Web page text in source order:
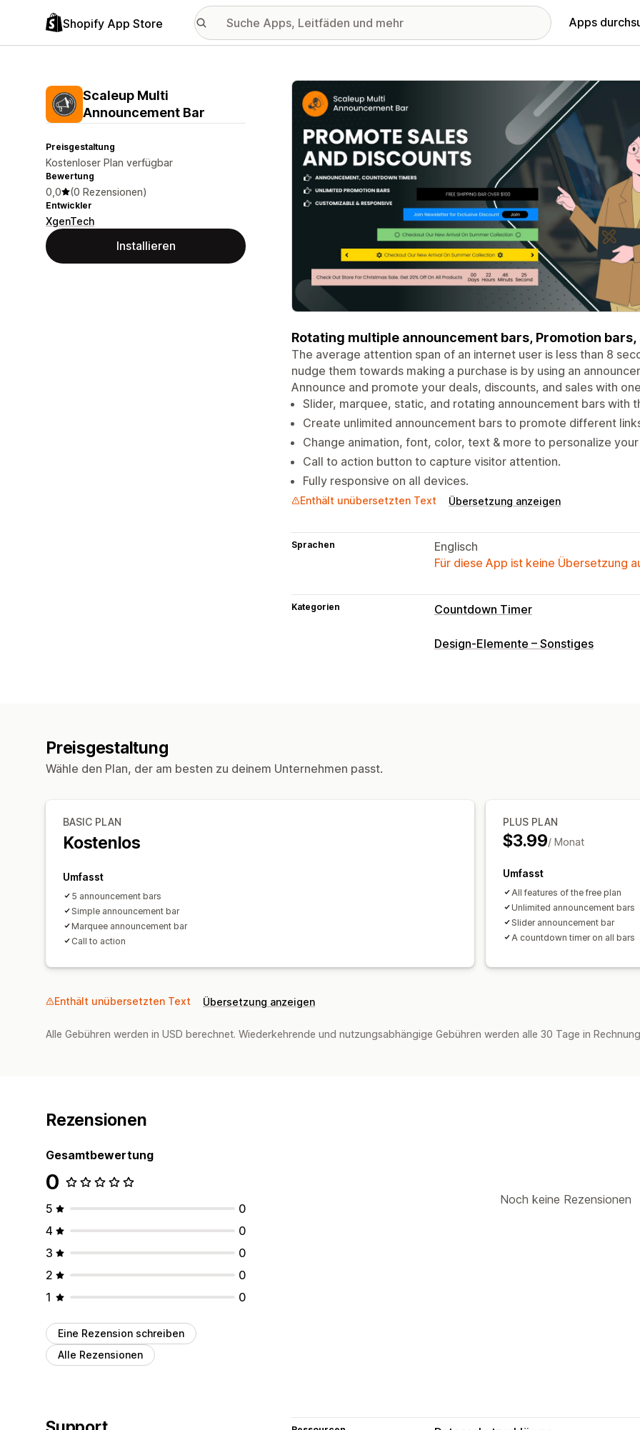
Shopify App Store Apps
Scaleup Multi
Announcement Bar
Preisgestaltung
Kostenloser Plan verfügbar
Bewertung
0,0 (0 Rezensionen)
Entwickler
XgenTech
Installieren
Vorgestellte Bildergalerie
Rotating multiple announcement bars, Promotion
The average attention span of an internet user is less than 8
nudge them towards making a purchase is by using an
Announce and promote your deals, discounts, and sales with
Slider, marquee, static, and rotating announcement bars with
Create unlimited announcement bars to promote different
Change animation, font, color, text & more to personalize
Call to action button to capture visitor attention.
Fully responsive on all devices.
Enthält unübersetzten Text Übersetzung anzeigen
Sprachen
Englisch
Für diese App ist keine Übersetzung
Kategorien Countdown Timer
Design-Elemente – Sonstiges
Preisgestaltung
Wähle den Plan, der am besten zu deinem Unternehmen passt.
BASIC PLAN
Kostenlos
Umfasst
5 announcement bars
Simple announcement bar
Marquee announcement bar
Call to action
PLUS PLAN
$3.99/ Monat
Umfasst
All features of the free plan
Unlimited announcement bars
Slider announcement bar
A countdown timer on all bars
Enthält unübersetzten Text Übersetzung anzeigen
Alle Gebühren werden in USD berechnet. Wiederkehrende und nutzungsabhängige Gebühren werden alle 30 Tage in
Rezensionen
Gesamtbewertung
0
5
0
4
0
3
0
2
0
1
0
Eine Rezension schreiben
Alle Rezensionen
Noch keine Rezensionen